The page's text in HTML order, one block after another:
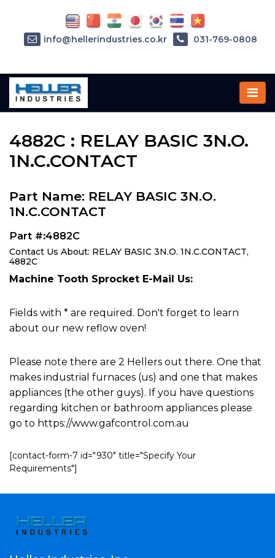
Home»Parts»4882C
4882C : RELAY BASIC 3N.O.
1N.C.CONTACT
Part Name: RELAY BASIC 3N.O.
1N.C.CONTACT
Part #:4882C
Contact Us About: RELAY BASIC 3N.O. 1N.C.CONTACT,
4882C
Machine Tooth Sprocket E-Mail Us:
Fields with * are required. Don't forget to learn
about our new reflow oven!
Please note there are 2 Hellers out there. One that
makes industrial furnaces (us) and one that makes
appliances (the other guys). If you have questions
regarding kitchen or bathroom appliances please
go to https://www.gafcontrol.com.au
[contact-form-7 id="930" title="Specify Your
Requirements"]
info@hellerindustries.co.kr 031-769-0808